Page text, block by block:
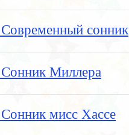
сонник
Миллера
мисс Хассе